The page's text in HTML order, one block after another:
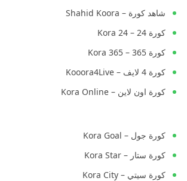
شاهد كورة – Shahid Koora
كورة 24 – Kora 24
كورة 365 – Kora 365
كورة 4 لايف – Kooora4Live
كورة اون لاين – Kora Online
كورة جول – Kora Goal
كورة ستار – Kora Star
كورة سيتي – Kora City